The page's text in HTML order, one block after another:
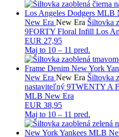
New Era New Era Šiltovka
9FORTY Floral Infill Los
EUR 27,95
Maj to 10 – 11 pred.
New Era New Era Šiltovka
nastaviteľný 9TWENTY A
MLB New Era
EUR 38,95
Maj to 10 – 11 pred.